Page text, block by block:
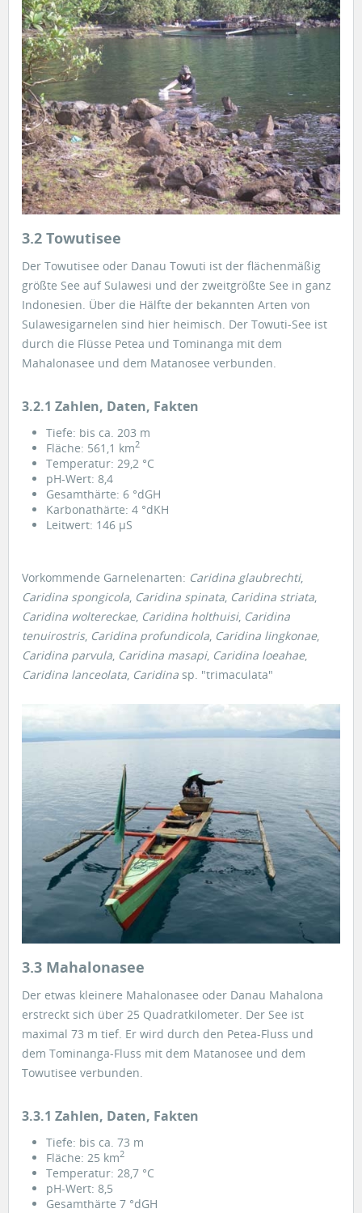
3.2 Towutisee
Der Towutisee oder Danau Towuti ist der flächenmäßig
größte See auf Sulawesi und der zweitgrößte See in ganz
Indonesien. Über die Hälfte der bekannten Arten von
Sulawesigarnelen sind hier heimisch. Der Towuti-See ist
durch die Flüsse Petea und Tominanga mit dem
Mahalonasee und dem Matanosee verbunden.
3.2.1 Zahlen, Daten, Fakten
Tiefe: bis ca. 203 m
Fläche: 561,1 km2
Temperatur: 29,2 °C
pH-Wert: 8,4
Gesamthärte: 6 °dGH
Karbonathärte: 4 °dKH
Leitwert: 146 µS
Vorkommende Garnelenarten: Caridina glaubrechti,
Caridina spongicola Caridina spinata Caridina striata
Caridina woltereckae, Caridina holthuisi, Caridina
tenuirostris, Caridina profundicola Caridina lingkonae,
Caridina parvula Caridina masapi, Caridina loeahae,
Caridina lanceolata Caridina sp. "trimaculata"
3.3 Mahalonasee
Der etwas kleinere Mahalonasee oder Danau Mahalona
erstreckt sich über 25 Quadratkilometer. Der See ist
maximal 73 m tief. Er wird durch den Petea-Fluss und
dem Tominanga-Fluss mit dem Matanosee und dem
Towutisee verbunden.
3.3.1 Zahlen, Daten, Fakten
Tiefe: bis ca. 73 m
Fläche: 25 km2
Temperatur: 28,7 °C
pH-Wert: 8,5
Gesamthärte 7 °dGH